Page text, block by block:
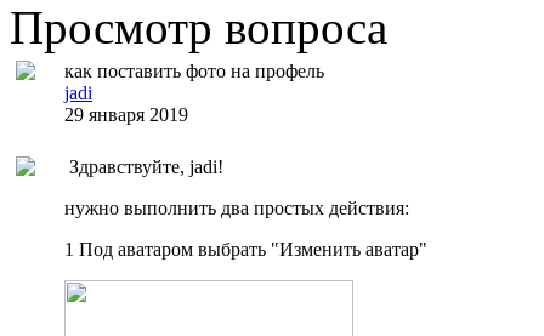
Просмотр вопроса
как поставить фото на профель
jadi
29 января 2019
Здравствуйте, jadi!
нужно выполнить два простых действия:
1 Под аватаром выбрать "Изменить аватар"